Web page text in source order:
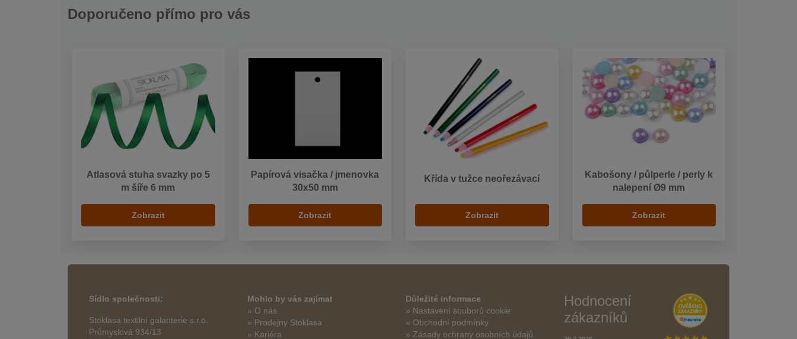
Doporučeno přímo pro vás
Atlasová stuha svazky po 5
m šíře 6 mm
Zobrazit
Papírová visačka / jmenovka
30x50 mm
Zobrazit
Křída v tužce neořezávací
Zobrazit
Kabošony / půlperle / perly k
nalepení Ø9 mm
Zobrazit
Sídlo společnosti:
Stoklasa textilní galanterie s.r.o.
Průmyslová 934/13
Mohlo by vás zajímat
» O nás
» Prodejny Stoklasa
» Kariéra
Důležité informace
» Nastavení souborů cookie
» Obchodní podmínky
» Zásady ochrany osobních údajů
Hodnocení
zákazníků